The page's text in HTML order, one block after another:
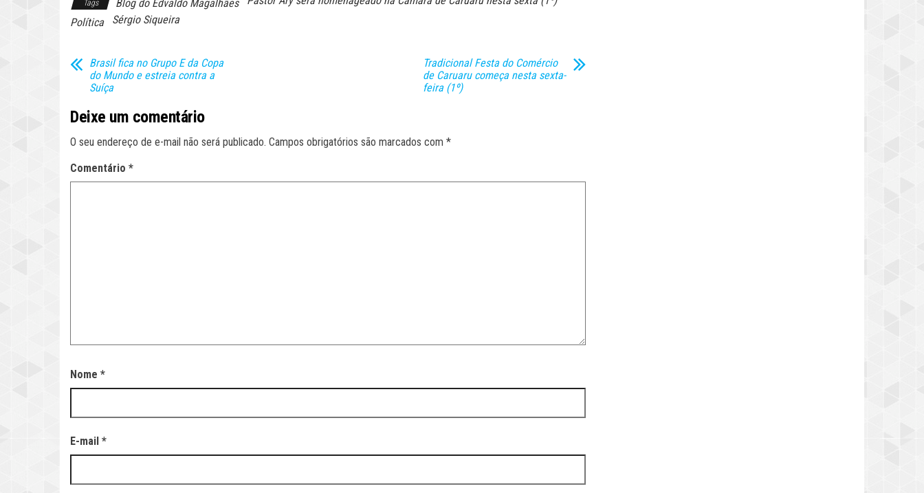
Tags Blog do Edvaldo Magalhães
Política
Sérgio Siqueira
Brasil fica no Grupo E da Copa
do Mundo e estreia contra a
Suíça
Tradicional Festa do Comércio
de Caruaru começa nesta sexta-
feira (1º)
Deixe um comentário
O seu endereço de e-mail não será publicado. Campos obrigatórios são marcados com *
Comentário *
Nome *
E-mail *